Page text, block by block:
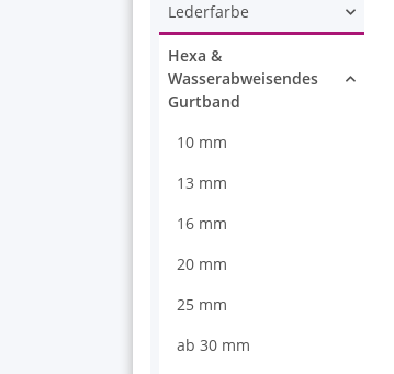
Lederfarbe
Hexa &
Wasserabweisendes
Gurtband
10 mm
13 mm
16 mm
20 mm
25 mm
ab 30 mm